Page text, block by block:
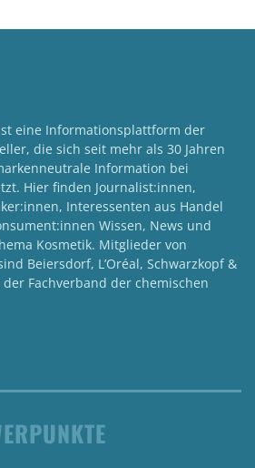
eine Informationsplattform der
die sich seit mehr als 30 Jahren
Information bei
Hier finden Journalist:innen,
Interessenten aus Handel
Wissen, News und
Kosmetik. Mitglieder von
Beiersdorf, L’Oréal, Schwarzkopf &
Fachverband der chemischen